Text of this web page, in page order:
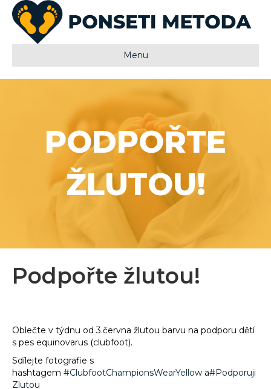
Menu
PODPOŘTE
ŽLUTOU!
Podpořte žlutou!
Oblečte v týdnu od 3.června žlutou barvu na podporu dětí
s pes equinovarus (clubfoot).
Sdílejte fotografie s
hashtagem #ClubfootChampionsWearYellow a#Podporuji
Zlutou